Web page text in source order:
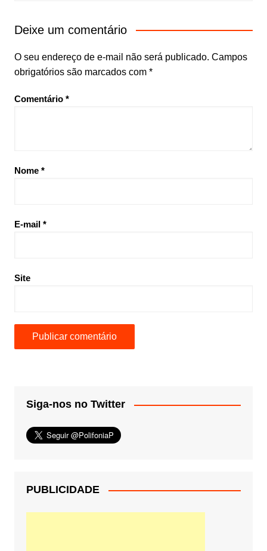
Deixe um comentário
O seu endereço de e-mail não será publicado. Campos
obrigatórios são marcados com *
Comentário *
Nome *
E-mail *
Site
Siga-nos no Twitter
PUBLICIDADE